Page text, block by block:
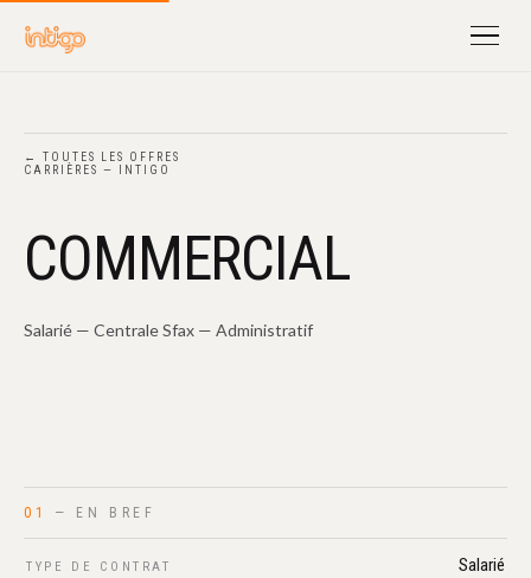
← TOUTES LES OFFRES
CARRIÈRES — INTIGO
COMMERCIAL
Salarié — Centrale Sfax — Administratif
01 — EN BREF
TYPE DE CONTRAT Salarié